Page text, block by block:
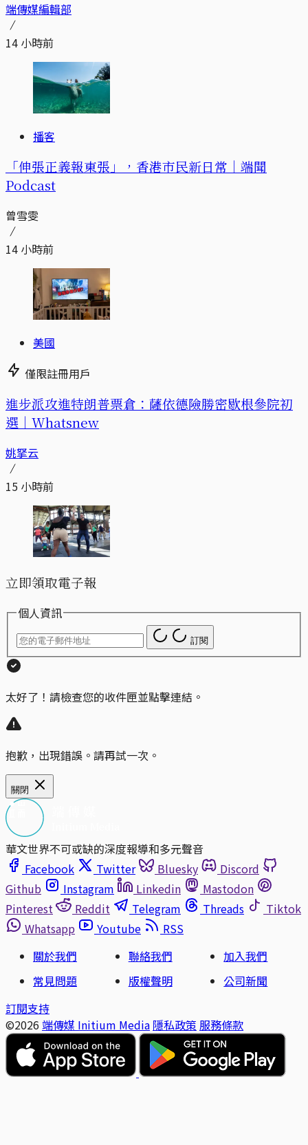
端傳媒編輯部
14 小時前
播客
「伸張正義報東張」，香港市民新日常｜端聞
Podcast
曾雪雯
14 小時前
美國
僅限註冊用戶
進步派攻進特朗普票倉：薩依德險勝密歇根參院初
選｜Whatsnew
姚拏云
15 小時前
立即領取電子報
個人資訊
訂閱
太好了！請檢查您的收件匣並點擊連結。
抱歉，出現錯誤。請再試一次。
關閉
華文世界不可或缺的深度報導和多元聲音
Facebook
Twitter Bluesky
Discord
Github
Instagram Linkedin
Mastodon
Pinterest
Reddit Telegram Threads
Tiktok
Whatsapp
Youtube
RSS
關於我們
聯絡我們
加入我們
常見問題
版權聲明
公司新聞
訂閱支持
©2026 端傳媒 Initium Media 隱私政策 服務條款